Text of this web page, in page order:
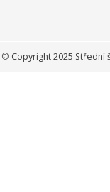
© Copyright 2025 Střední